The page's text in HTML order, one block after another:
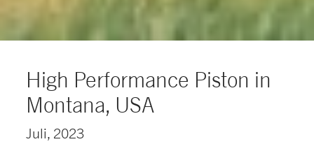
High Performance Piston in
Montana, USA
Juli, 2023